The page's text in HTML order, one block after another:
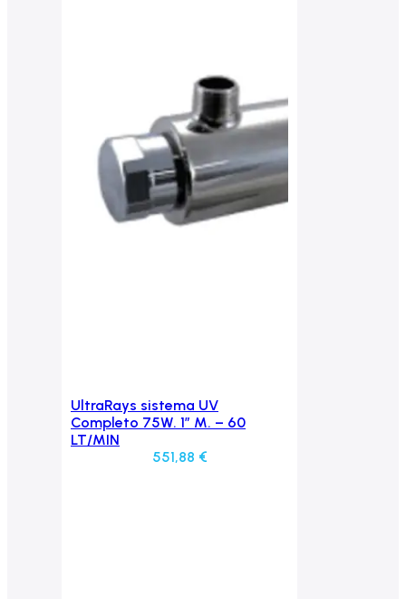
Aggiungi al carrello
UltraRays sistema UV
Completo 75W. 1″ M. – 60
LT/MIN
551,88 €